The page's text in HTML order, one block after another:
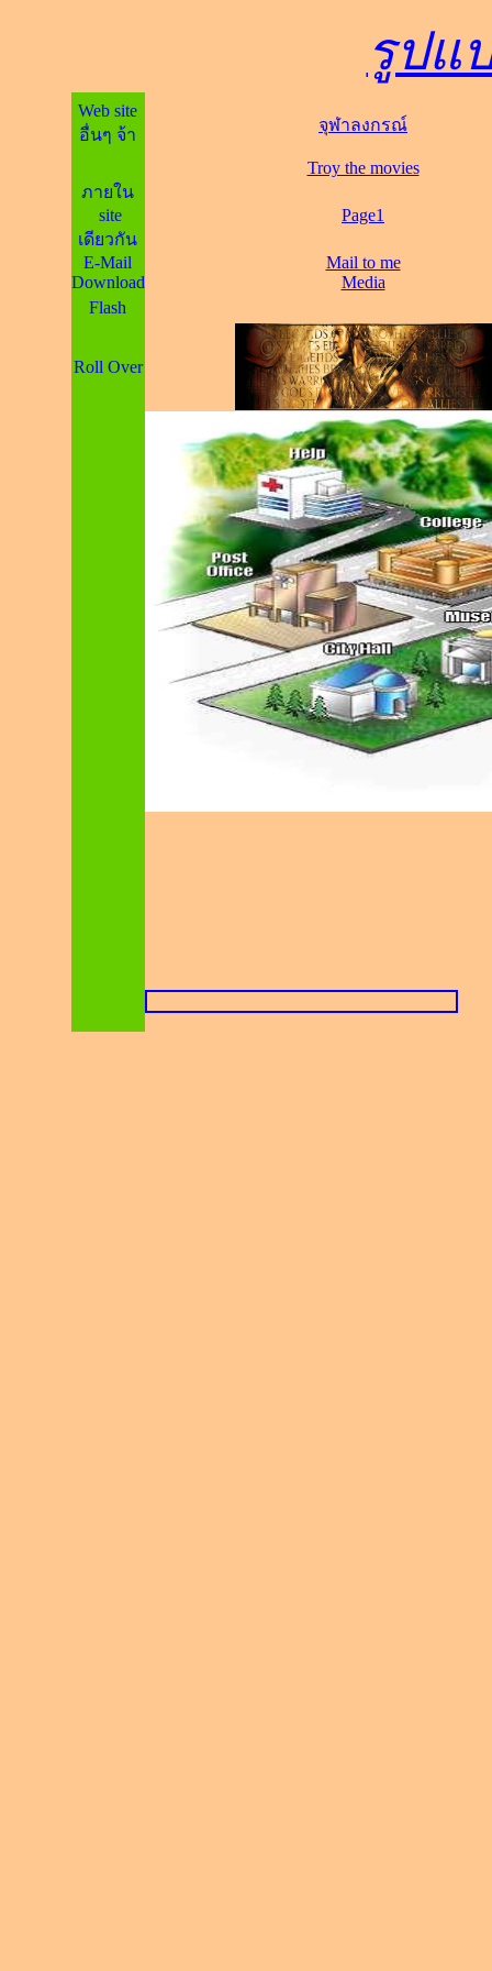
รูปแ
Web site
อื่นๆ จ้า
จุฬาลงกรณ์
Troy the movies
ภายใน
site
เดียวกัน
Page1
E-Mail
Mail to me
Download
Media
Flash
Roll Over